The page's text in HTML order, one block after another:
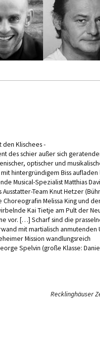
den Klischees -
des schier außer sich
optischer und
hintergründigem Biss aufladen
Musical-Spezialist Matthias
Team Knut Hetzer
Melissa King und
Kai Tietje am Pult der
vor. […] Scharf sind die
mit martialisch anmutenden
Mission wandlungsreich
Spelvin (große Klasse:
Recklinghäuser